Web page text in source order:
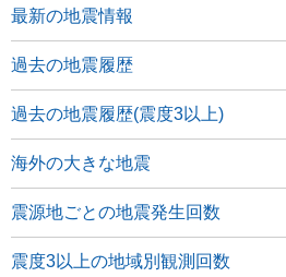
最新の地震情報
過去の地震履歴
過去の地震履歴(震度3以上)
海外の大きな地震
震源地ごとの地震発生回数
震度3以上の地域別観測回数